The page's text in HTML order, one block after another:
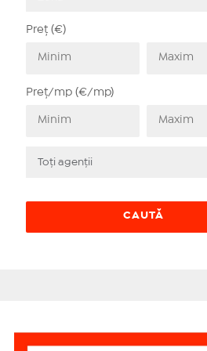
Preț (€)
Preț/mp (€/mp)